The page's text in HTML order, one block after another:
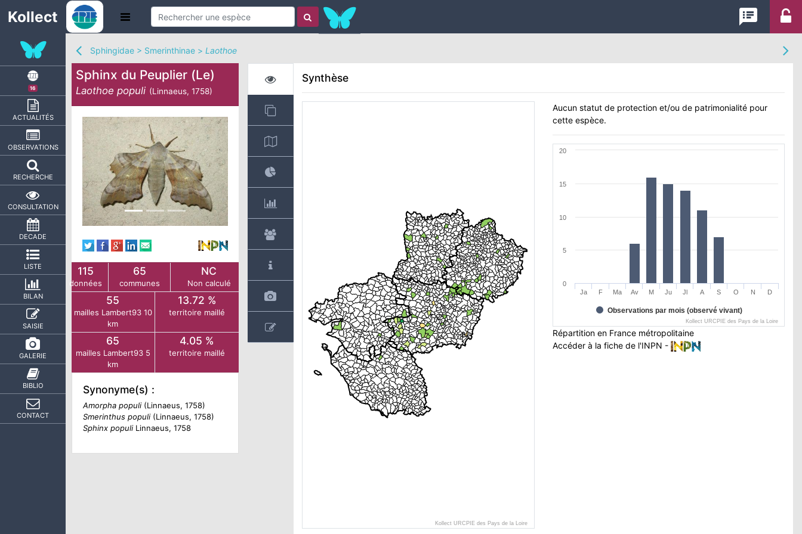
speaker_notes
Kollect
16
ACTUALITÉS
OBSERVATIONS
RECHERCHE
CONSULTATION
DECADE
LISTE
BILAN
SAISIE
GALERIE
BIBLIO
CONTACT
Sphingidae > Smerinthinae > Laothoe
Sphinx du Peuplier (Le)
Laothoe populi (Linnaeus, 1758)
115
données
65
communes
NC
Non calculé
55
mailles Lambert93 10
km
13.72 %
territoire maillé
65
mailles Lambert93 5
km
4.05 %
territoire maillé
Synonyme(s) :
Amorpha populi(Linnaeus, 1758)
Smerinthus populi(Linnaeus, 1758)
Sphinx populiLinnaeus, 1758
Synthèse
Kollect URCPIE des Pays de la Loire
Aucun statut de protection et/ou de patrimonialité pour
cette espèce.
Observations par mois (observé vivant)
Ja F Ma Av M Ju Jl A S O N D
0
5
10
15
20
Kollect URCPIE des Pays de la Loire
Répartition en France métropolitaine
Accéder à la fiche de l'INPN -